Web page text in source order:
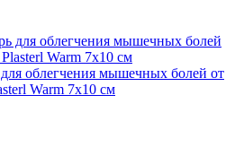
облегчения мышечных болей от
Warm 7x10 см